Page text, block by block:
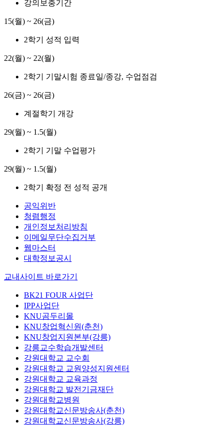
강의보충기간
15(월) ~ 26(금)
2학기 성적 입력
22(월) ~ 22(월)
2학기 기말시험 종료일/종강, 수업점검
26(금) ~ 26(금)
계절학기 개강
29(월) ~ 1.5(월)
2학기 기말 수업평가
29(월) ~ 1.5(월)
2학기 확정 전 성적 공개
공익위반
청렴행정
개인정보처리방침
이메일무단수집거부
웹마스터
대학정보공시
교내사이트 바로가기
BK21 FOUR 사업단
IPP사업단
KNU곰두리몰
KNU창업혁신원(춘천)
KNU창업지원본부(강릉)
강릉교수학습개발센터
강원대학교 교수회
강원대학교 교원양성지원센터
강원대학교 교육과정
강원대학교 발전기금재단
강원대학교병원
강원대학교신문방송사(춘천)
강원대학교신문방송사(강릉)